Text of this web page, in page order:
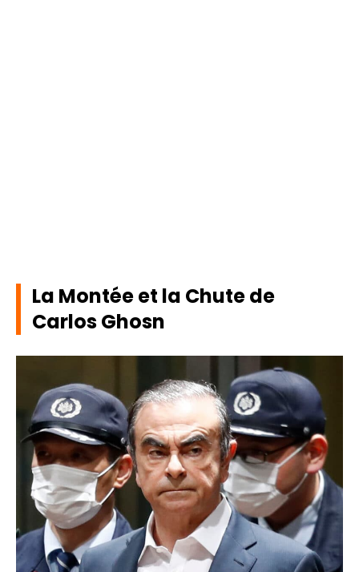
La Montée et la Chute de
Carlos Ghosn